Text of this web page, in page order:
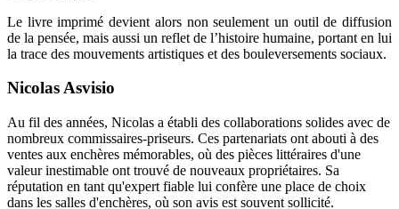
Le livre imprimé devient alors non seulement un outil de diffusion
de la pensée, mais aussi un reflet de l’histoire humaine, portant en lui
la trace des mouvements artistiques et des bouleversements sociaux.
Nicolas Asvisio
Au fil des années, Nicolas a établi des collaborations solides avec de
nombreux commissaires-priseurs. Ces partenariats ont abouti à des
ventes aux enchères mémorables, où des pièces littéraires d'une
valeur inestimable ont trouvé de nouveaux propriétaires. Sa
réputation en tant qu'expert fiable lui confère une place de choix
dans les salles d'enchères, où son avis est souvent sollicité.